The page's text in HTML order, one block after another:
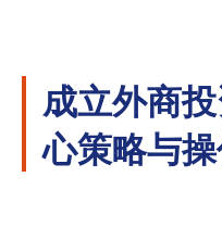
成立外商
心策略与